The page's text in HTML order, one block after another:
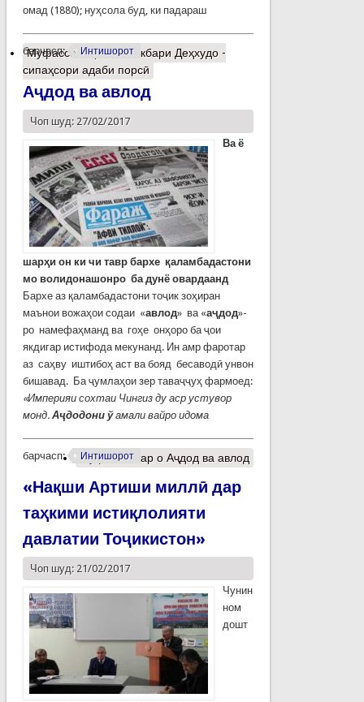
омад (1880); нуҳсола буд, ки падараш
барчасп: Интишорот
Муфассалтаро Алиакбари Деҳхудо -
сипаҳсори адаби порсӣ
Аҷдод ва авлод
Чоп шуд: 27/02/2017
Ва ё
шарҳи он ки чи тавр бархе қаламбадастони
мо волидонашонро ба дунё овардаанд
Бархе аз қаламбадастони тоҷик зоҳиран
маънои вожаҳои содаи «авлод» ва «аҷдод»-
ро намефаҳманд ва гоҳе онҳоро ба ҷои
якдигар истифода мекунанд. Ин амр фаротар
аз саҳву иштибоҳ аст ва бояд бесаводӣ унвон
бишавад. Ба ҷумлаҳои зер таваҷҷуҳ фармоед:
«Империяи сохтаи Чингиз ду аср устувор
монд. Аҷдодони ўамали вайро идома
барчасп: Интишорот
Муфассалтар о Аҷдод ва авлод
«Нақши Артиши миллӣ дар
таҳкими истиқлолияти
давлатии Тоҷикистон»
Чоп шуд: 21/02/2017
Чунин
ном
дошт